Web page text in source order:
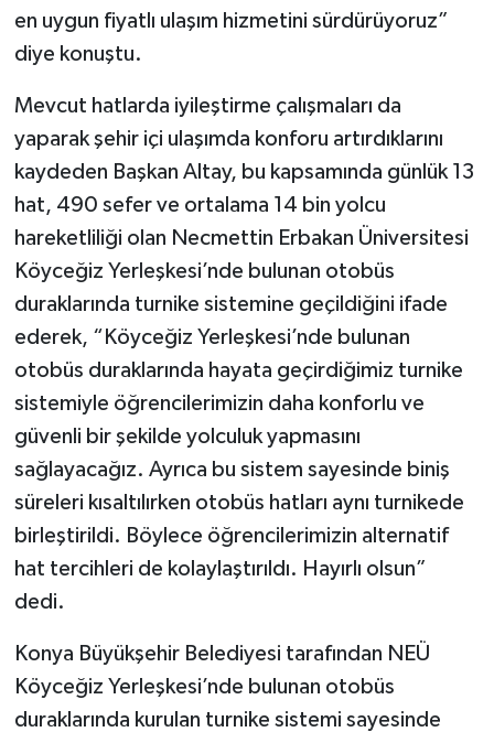
en uygun fiyatlı ulaşım hizmetini sürdürüyoruz”
diye konuştu.
Mevcut hatlarda iyileştirme çalışmaları da
yaparak şehir içi ulaşımda konforu artırdıklarını
kaydeden Başkan Altay, bu kapsamında günlük 13
hat, 490 sefer ve ortalama 14 bin yolcu
hareketliliği olan Necmettin Erbakan Üniversitesi
Köyceğiz Yerleşkesi’nde bulunan otobüs
duraklarında turnike sistemine geçildiğini ifade
ederek, “Köyceğiz Yerleşkesi’nde bulunan
otobüs duraklarında hayata geçirdiğimiz turnike
sistemiyle öğrencilerimizin daha konforlu ve
güvenli bir şekilde yolculuk yapmasını
sağlayacağız. Ayrıca bu sistem sayesinde biniş
süreleri kısaltılırken otobüs hatları aynı turnikede
birleştirildi. Böylece öğrencilerimizin alternatif
hat tercihleri de kolaylaştırıldı. Hayırlı olsun”
dedi.
Konya Büyükşehir Belediyesi tarafından NEÜ
Köyceğiz Yerleşkesi’nde bulunan otobüs
duraklarında kurulan turnike sistemi sayesinde